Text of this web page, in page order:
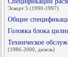
Эскорт 5 (1990-1997)
Общие
Головка блока
Техническое
(1986-2000, дизель)